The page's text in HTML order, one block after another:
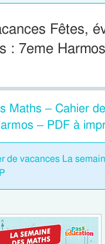
Fêtes,
: 7eme
Maths – Cahier
– PDF à
de vacances La